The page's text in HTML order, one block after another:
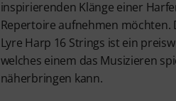
inspirierenden Klänge einer
Repertoire aufnehmen möchten.
Lyre Harp 16 Strings ist ein
welches einem das Musizieren
näherbringen kann.